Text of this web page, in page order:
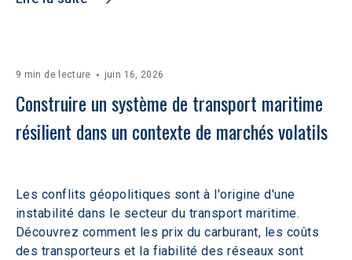
9 min de lecture juin 16, 2026
Construire un système de transport maritime
résilient dans un contexte de marchés volatils
Les conflits géopolitiques sont à l'origine d'une
instabilité dans le secteur du transport maritime.
Découvrez comment les prix du carburant, les coûts
des transporteurs et la fiabilité des réseaux sont